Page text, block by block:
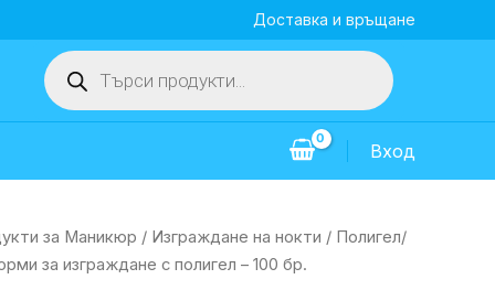
Доставка и връщане
Products
search
Вход
за Маникюр / Изграждане на нокти / Полигел/
за изграждане с полигел – 100 бр.